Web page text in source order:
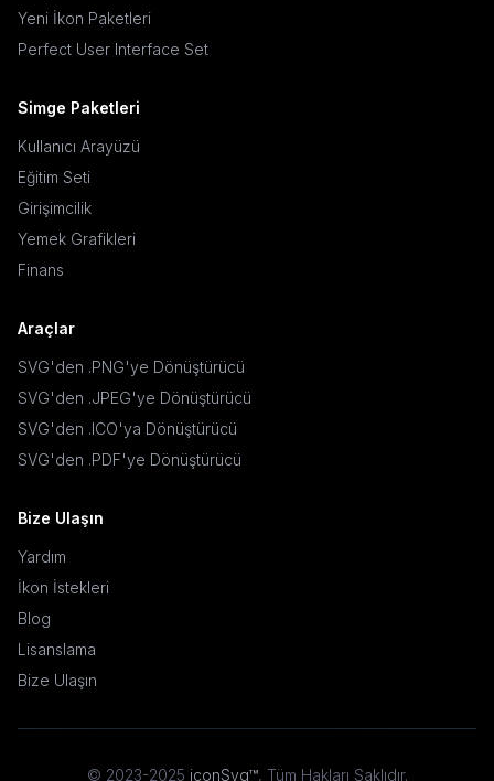
Yeni İkon Paketleri
Perfect User Interface Set
Simge Paketleri
Kullanıcı Arayüzü
Eğitim Seti
Girişimcilik
Yemek Grafikleri
Finans
Araçlar
SVG'den .PNG'ye Dönüştürücü
SVG'den .JPEG'ye Dönüştürücü
SVG'den .ICO'ya Dönüştürücü
SVG'den .PDF'ye Dönüştürücü
Bize Ulaşın
Yardım
İkon İstekleri
Blog
Lisanslama
Bize Ulaşın
© 2023-2025 iconSvg™, Tüm Hakları Saklıdır.